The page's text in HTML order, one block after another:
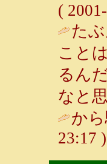
(
た
こと
るん
なと
か
23:17 )